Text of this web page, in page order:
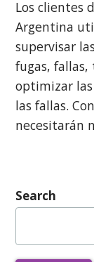
Los clientes
Argentina
supervisar
fugas, fallas,
optimizar
las fallas.
necesitarán
Search
Buscar: